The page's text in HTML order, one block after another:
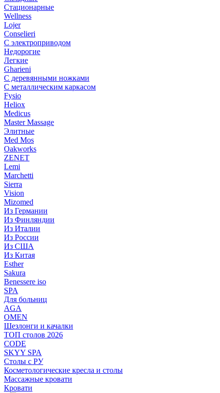
Стационарные
Wellness
Lojer
Conselieri
С электроприводом
Недорогие
Легкие
Gharieni
С деревянными ножками
С металлическим каркасом
Fysio
Heliox
Medicus
Master Massage
Элитные
Med Mos
Oakworks
ZENET
Lemi
Marchetti
Sierra
Vision
Mizomed
Из Германии
Из Финляндии
Из Италии
Из России
Из США
Из Китая
Esther
Sakura
Benessere iso
SPA
Для больниц
AGA
OMEN
Шезлонги и качалки
ТОП столов 2026
CODE
SKYY SPA
Столы с РУ
Косметологические кресла и столы
Массажные кровати
Кровати